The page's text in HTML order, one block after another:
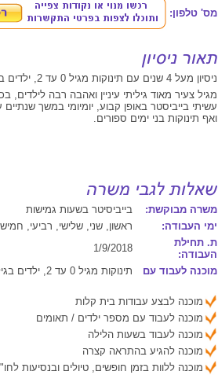
מס' טלפון:
ניסיון מעל 4 שנים עם תינוקות מגיל 0 עד 2, ילדים בגילאים בין 2 ל 6, ילדים מעל גיל 6
מגיל צעיר מאוד גיליתי עיניין ואהבה רבה לילדים,
עשיתי בייביסטר באופן קבוע, יומיומי במשך
ואף תינוקות בני ימים ספורים.
משרה מבוקשת:
בייביסיטר בשעות גמישות
ימי העבודה:
ראשון, שני, שלישי, רביעי,
ת. תחילת
העבודה:
1/9/2018
מוכנה לעבוד עם
תינוקות מגיל 0 עד 2, ילדים בגילאים בין 2 ל 6
מוכנה לבצע עבודות בית קלות
מוכנה לעבוד עם מספר ילדים / תאומים
מוכנה לעבוד בשעות הלילה
מוכנה להגיע בהתראה קצרה
מוכנה ללוות בזמן חופשים, טיולים ובנסיעות